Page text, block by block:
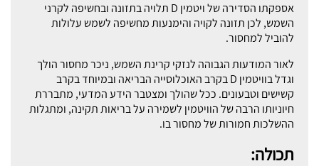
אספקתו הסדירה של ויטמין D תלויה בתזונה ובחשיפה לקרני
השמש, לכן תזונה לקויה והימנעות מחשיפה לשמש עלולות
להוביל למחסור.
לאור המודעות הגבוהה לנזקי קרינת השמש, ניכר מחסור הולך
וגדל בוויטמין D בקרב האוכלוסייה הבריאה ובמיוחד בקרב
קשישים וטבעונים. ככל שהולך ומצטבר הידע המדעי, מתבררת
חיוניותו הרבה של הוויטמין לשמירה על בריאות תקינה, ומתגלות
ההשלכות חמורות של מחסור בו.
תכולה: